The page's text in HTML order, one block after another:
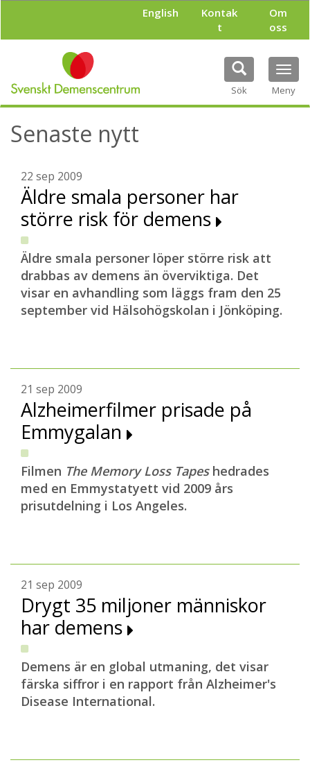
l
English
Kontak
t
Om
oss
Sök Meny
Senaste nytt
22 sep 2009
Äldre smala personer har
större risk för demens
Äldre smala personer löper större risk att
drabbas av demens än överviktiga. Det
visar en avhandling som läggs fram den 25
september vid Hälsohögskolan i Jönköping.
21 sep 2009
Alzheimerfilmer prisade på
Emmygalan
Filmen The Memory Loss Tapeshedrades
med en Emmystatyett vid 2009 års
prisutdelning i Los Angeles.
21 sep 2009
Drygt 35 miljoner människor
har demens
Demens är en global utmaning, det visar
färska siffror i en rapport från Alzheimer's
Disease International.